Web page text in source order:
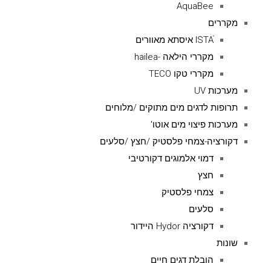
AquaBee
מקררים
ISTAׁׂ איסתא מאוורים
מקררי הילאה -hailea
מקררי טקו TECO
מערכות UV
תרופות לדגים מים מתוקים /מלוחים
מערכות פיצוי מים אוטו'
דקורציה-צמחי פלסטיק /חצץ /סלעים
דמוי אלמוגים דקורטיבי
חצץ
צמחי פלסטיק
סלעים
דקורציה Hydor היידור
שונות
הובלת דגים חיים